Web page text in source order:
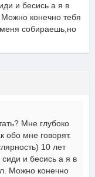
и бесись а я в
конечно тебя
собираешь,но
Мне глубоко
обо мне говорят.
10 лет
и бесись а я в
Можно конечно